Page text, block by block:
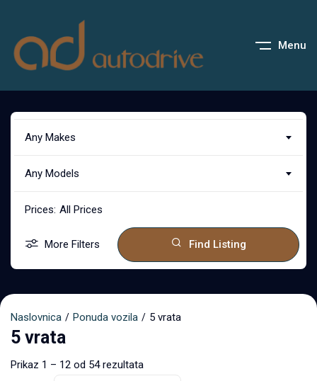
Menu
Any Makes
Any Models
Prices: All Prices
More Filters Find Listing
Naslovnica Ponuda vozila 5 vrata
5 vrata
Prikaz 1 – 12 od 54 rezultata